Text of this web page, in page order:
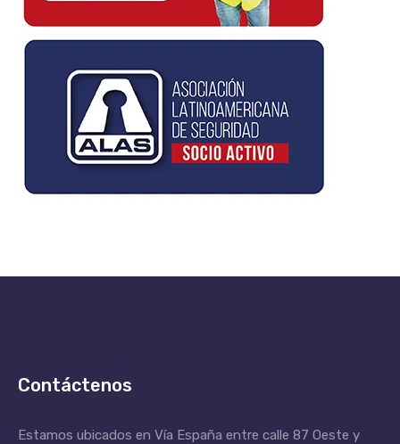
Contáctenos
Estamos ubicados en Vía España entre calle 87 Oeste y